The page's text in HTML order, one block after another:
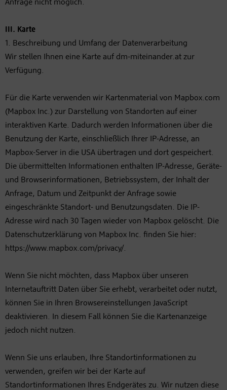
Anfrage nicht möglich.
III. Karte
1. Beschreibung und Umfang der Datenverarbeitung
Wir stellen Ihnen eine Karte auf dm-miteinander.at zur
Verfügung.
Für die Karte verwenden wir Kartenmaterial von Mapbox.com
(Mapbox Inc.) zur Darstellung von Standorten auf einer
interaktiven Karte. Dadurch werden Informationen über die
Benutzung der Karte, einschließlich Ihrer IP-Adresse, an
Mapbox-Server in die USA übertragen und dort gespeichert.
Die übermittelten Informationen enthalten IP-Adresse, Geräte-
und Browserinformationen, Betriebssystem, der Inhalt der
Anfrage, Datum und Zeitpunkt der Anfrage sowie
eingeschränkte Standort- und Benutzungsdaten. Die IP-
Adresse wird nach 30 Tagen wieder von Mapbox gelöscht. Die
Datenschutzerklärung von Mapbox Inc. finden Sie hier:
https://www.mapbox.com/privacy/.
Wenn Sie nicht möchten, dass Mapbox über unseren
Internetauftritt Daten über Sie erhebt, verarbeitet oder nutzt,
können Sie in Ihren Browsereinstellungen JavaScript
deaktivieren. In diesem Fall können Sie die Kartenanzeige
jedoch nicht nutzen.
Wenn Sie uns erlauben, Ihre Standortinformationen zu
verwenden, greifen wir bei der Karte auf
Standortinformationen Ihres Endgerätes zu. Wir nutzen diese